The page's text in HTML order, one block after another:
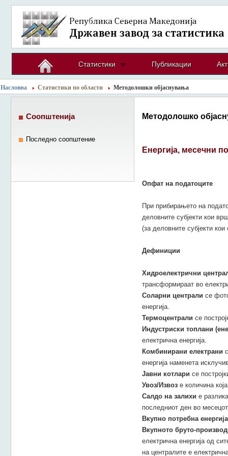
Статистики Публикации
Насловна Статистики по области Методолошки објаснувања
Методолошко
Енергија, месечни
Опфат на податоците
При прибирањето на
деловните субјекти кои
(за деловните субјекти
Дефиниции
Хидроелектрични
трансформираат во
Соларни централи се
енергија.
Термоцентрали се
Индустриски топлани
електрична енергија.
Комбинирани електрани
енергија наменета
Јавни котлари се
Увоз/Извозе количина
Салдо на залихи е
последниот ден во
Вкупно потребна енергија
Вкупното бруто-
електрична енергија од
на централите е
Соопштенија
Последно соопштение